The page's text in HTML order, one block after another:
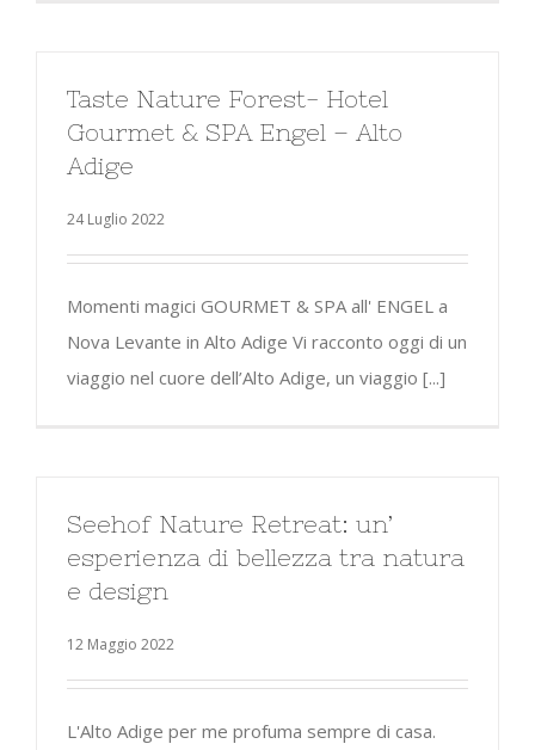
Taste Nature Forest- Hotel
Gourmet & SPA Engel – Alto
Adige
24 Luglio 2022
Momenti magici GOURMET & SPA all' ENGEL a
Nova Levante in Alto Adige Vi racconto oggi di un
viaggio nel cuore dell’Alto Adige, un viaggio [...]
Seehof Nature Retreat: un’
esperienza di bellezza tra natura
e design
12 Maggio 2022
L'Alto Adige per me profuma sempre di casa.